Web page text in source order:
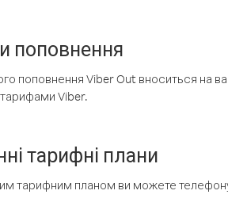
поповнення
поповнення Viber Out вноситься на
Viber.
тарифні плани
тарифним планом ви можете